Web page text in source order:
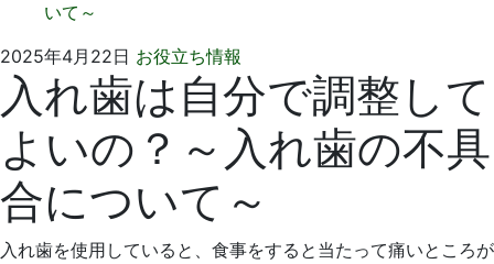
いて～
2025年4月22日 お役立ち情報
年
3
月
30
そ
歯
科
医
入れ歯は自分で調整して
よいの？～入れ歯の不具
合について～
入れ歯を使用していると、食事をすると当たって痛いところが